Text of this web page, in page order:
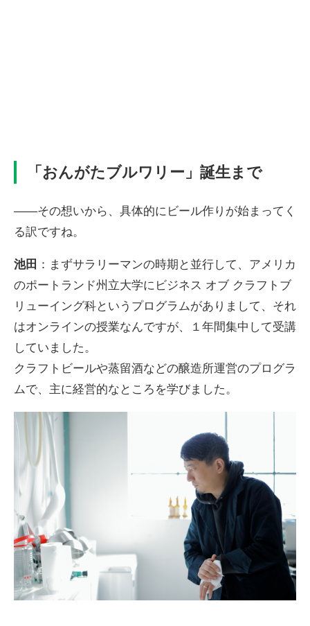
「おんがたブルワリー」誕生まで
――その想いから、具体的にビール作りが始まってく
る訳ですね。
池田 ：まずサラリーマンの時期と並行して、アメリカ
のポートランド州立大学にビジネス オブ クラフトブ
リューイング科というプログラムがありまして、それ
はオンラインの授業なんですが、１年間集中して受講
していました。
クラフトビールや蒸留酒などの醸造所運営のプログラ
ムで、主に経営的なところを学びました。